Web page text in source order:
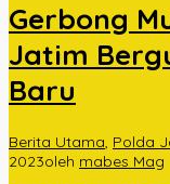
Gerbong
Jatim
Baru
Berita Utama, Polda
2023oleh mabes Mag